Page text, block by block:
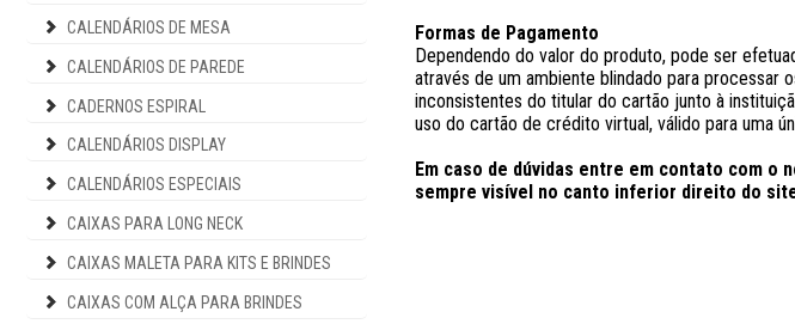
CALENDÁRIOS DE MESA
CALENDÁRIOS DE PAREDE
CADERNOS ESPIRAL
CALENDÁRIOS DISPLAY
CALENDÁRIOS ESPECIAIS
CAIXAS PARA LONG NECK
CAIXAS MALETA PARA KITS E BRINDES
CAIXAS COM ALÇA PARA BRINDES
Formas de Pagamento
Dependendo do valor do produto, pode ser
através de um ambiente blindado para processar
inconsistentes do titular do cartão junto à
uso do cartão de crédito virtual, válido para uma
Em caso de dúvidas entre em contato com
sempre visível no canto inferior direito do